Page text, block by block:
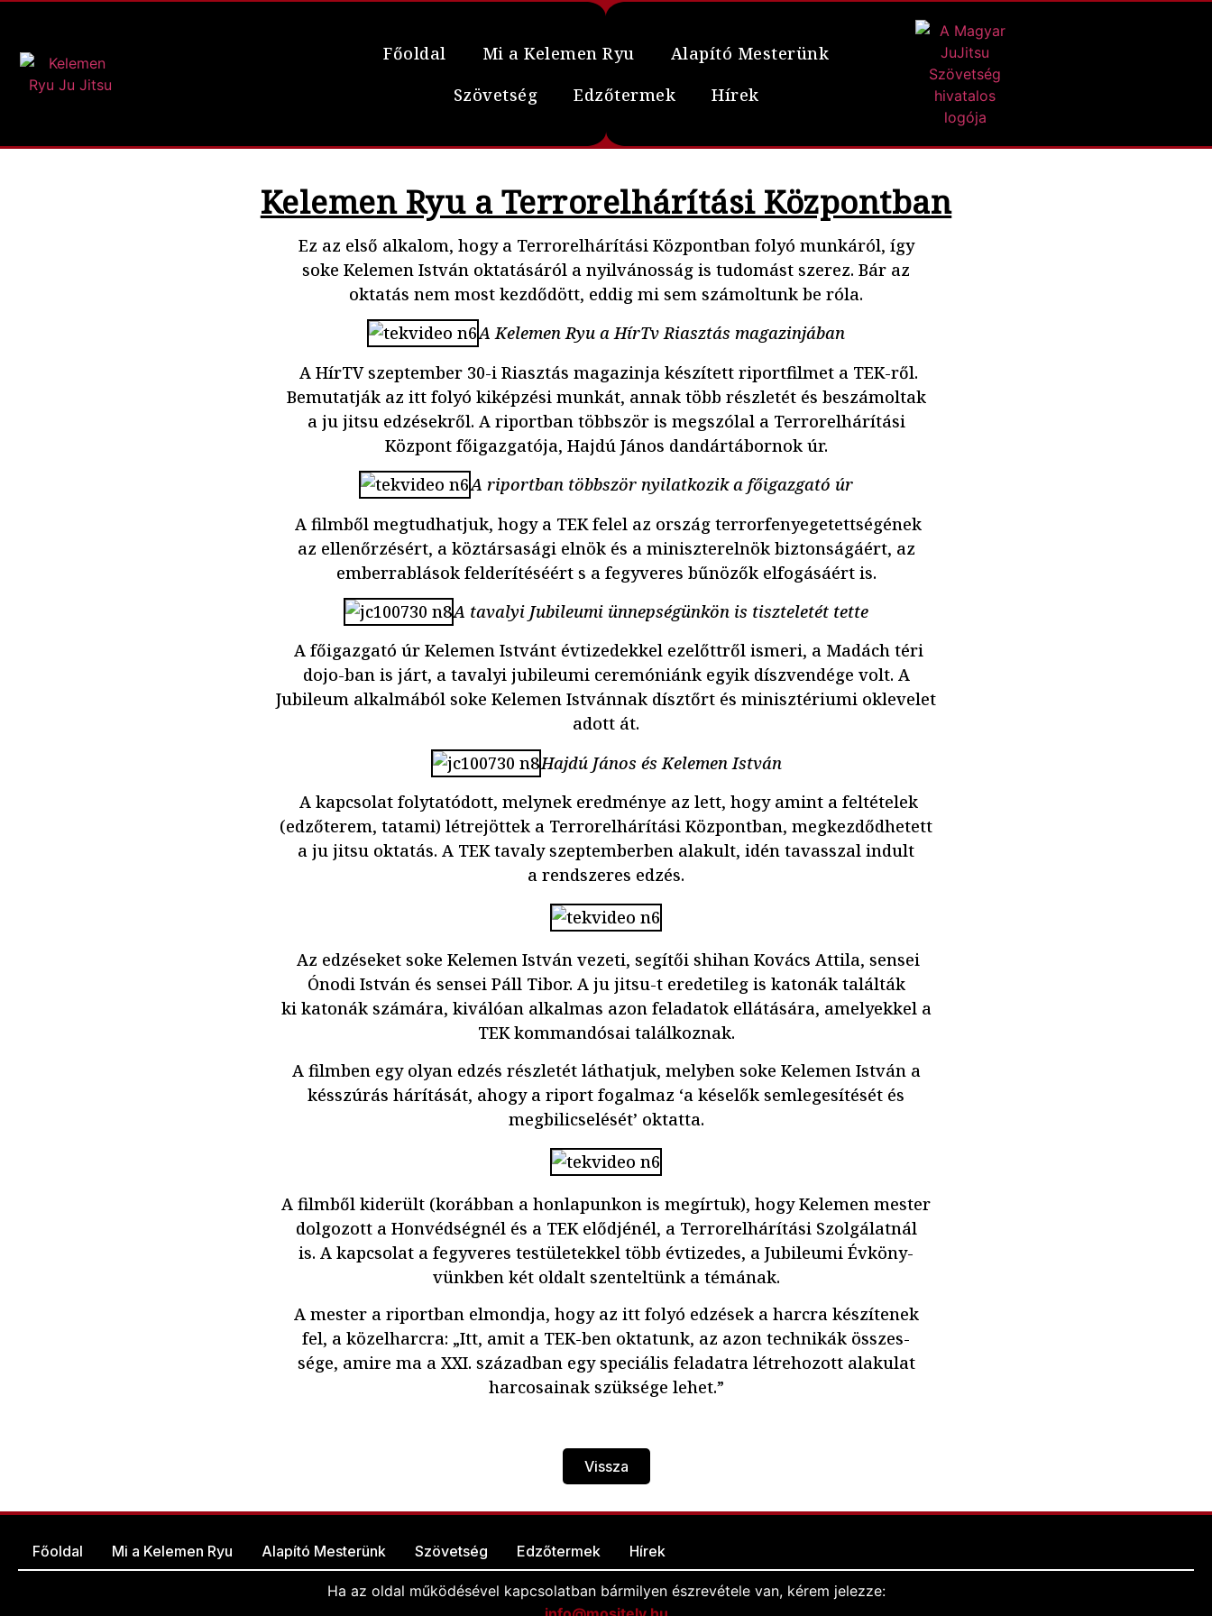
Főoldal Mi a Kelemen Ryu
Alapító Mesterünk
Szövetség
Edzőtermek Hírek
Kelemen Ryu a Terrorelhárítási Központban
Ez az első alkalom, hogy a Terrorelhárítási Központban folyó munkáról, így
soke Kelemen István oktatásáról a nyilvánosság is tudomást szerez. Bár az
oktatás nem most kezdődött, eddig mi sem számoltunk be róla.
A Kelemen Ryu a HírTv Riasztás magazinjában
A HírTV szeptember 30-i Riasztás magazinja készített riportfilmet a TEK-ről.
Bemutatják az itt folyó kiképzési munkát, annak több részletét és beszámoltak
a ju jitsu edzésekről. A riportban többször is megszólal a Terrorelhárítási
Központ főigazgatója, Hajdú János dandártábornok úr.
A riportban többször nyilatkozik a főigazgató úr
A filmből megtudhatjuk, hogy a TEK felel az ország terrorfenyegetettségének
az ellenőrzésért, a köztársasági elnök és a miniszterelnök biztonságáért, az
emberrablások felderítéséért s a fegyveres bűnözők elfogásáért is.
A tavalyi Jubileumi ünnepségünkön is tiszteletét tette
A főigazgató úr Kelemen Istvánt évtizedekkel ezelőttről ismeri, a Madách téri
dojo-ban is járt, a tavalyi jubileumi ceremóniánk egyik díszvendége volt. A
Jubileum alkalmából soke Kelemen Istvánnak dísztőrt és minisztériumi oklevelet
adott át.
Hajdú János és Kelemen István
A kapcsolat folytatódott, melynek eredménye az lett, hogy amint a feltételek
(edzőterem, tatami) létrejöttek a Terrorelhárítási Központban, megkezdődhetett
a ju jitsu oktatás. A TEK tavaly szeptemberben alakult, idén tavasszal indult
a rendszeres edzés.
Az edzéseket soke Kelemen István vezeti, segítői shihan Kovács Attila, sensei
Ónodi István és sensei Páll Tibor. A ju jitsu-t eredetileg is katonák találták
ki katonák számára, kiválóan alkalmas azon feladatok ellátására, amelyekkel a
TEK kommandósai találkoznak.
A filmben egy olyan edzés részletét láthatjuk, melyben soke Kelemen István a
késszúrás hárítását, ahogy a riport fogalmaz ‘a késelők semlegesítését és
megbilicselését’ oktatta.
A filmből kiderült (korábban a honlapunkon is megírtuk), hogy Kelemen mester
dolgozott a Honvédségnél és a TEK elődjénél, a Terrorelhárítási Szolgálatnál
is. A kapcsolat a fegyveres testületekkel több évtizedes, a Jubileumi Évköny-
vünkben két oldalt szenteltünk a témának.
A mester a riportban elmondja, hogy az itt folyó edzések a harcra készítenek
fel, a közelharcra: „Itt, amit a TEK-ben oktatunk, az azon technikák összes-
sége, amire ma a XXI. században egy speciális feladatra létrehozott alakulat
harcosainak szüksége lehet.”
Vissza
Főoldal Mi a Kelemen Ryu Alapító Mesterünk Szövetség Edzőtermek Hírek
Ha az oldal működésével kapcsolatban bármilyen észrevétele van, kérem jelezze: